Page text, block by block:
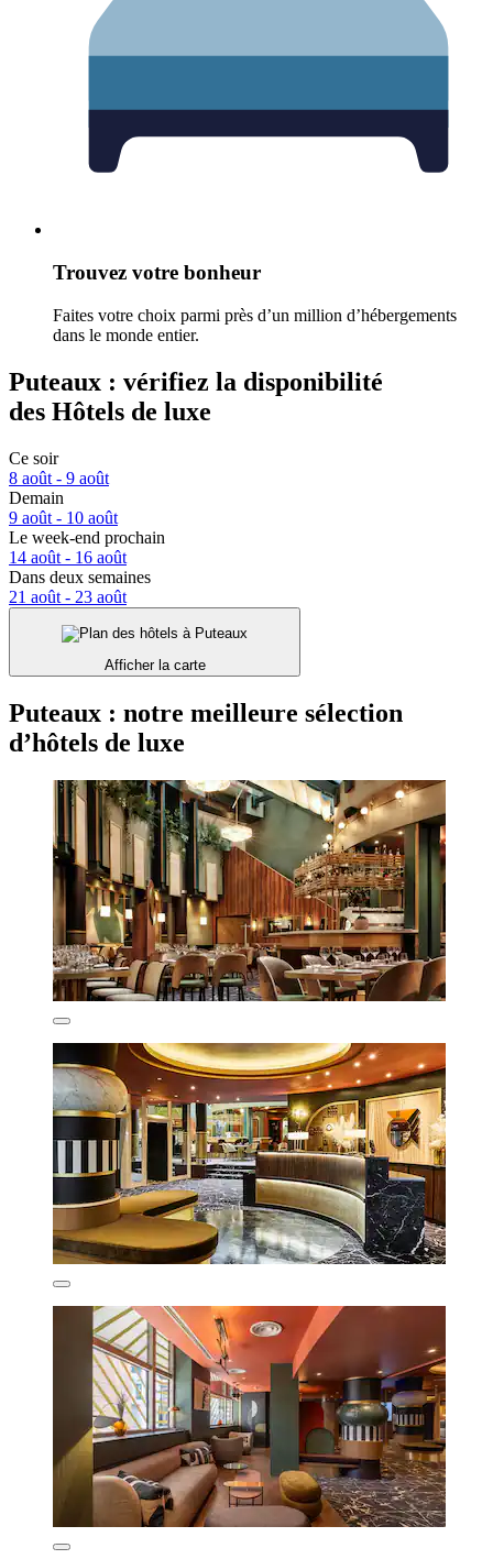
Trouvez votre bonheur
Faites votre choix parmi près d’un million d’hébergements
dans le monde entier.
Puteaux : vérifiez la disponibilité
des Hôtels de luxe
Ce soir
8 août - 9 août
Demain
9 août - 10 août
Le week-end prochain
14 août - 16 août
Dans deux semaines
21 août - 23 août
Afficher la carte
Puteaux : notre meilleure sélection
d’hôtels de luxe